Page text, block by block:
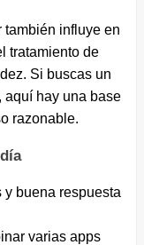
también influye en
tratamiento de
Si buscas un
aquí hay una base
razonable.
buena respuesta
varias apps